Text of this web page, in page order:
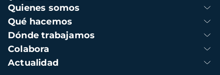
Navegación
principal
Quienes somos
Qué hacemos
Dónde trabajamos
Colabora
Actualidad